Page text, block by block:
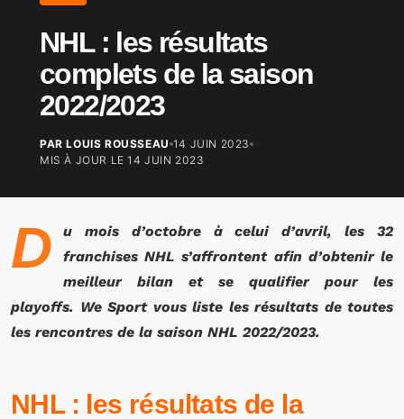
NHL : les résultats
complets de la saison
2022/2023
PAR LOUIS ROUSSEAU 14 JUIN 2023
MIS À JOUR LE14 JUIN 2023
D
u mois d’octobre à celui d’avril, les 32
franchises NHL s’affrontent afin d’obtenir le
meilleur bilan et se qualifier pour les
playoffs. We Sport vous liste les résultats de toutes
les rencontres de la saison NHL 2022/2023.
NHL : les résultats de la